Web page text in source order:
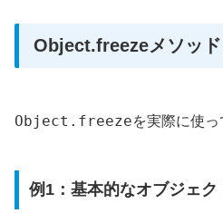
Object.freezeメソッ
Object.freezeを実際に使っ
例1：基本的なオブジェク